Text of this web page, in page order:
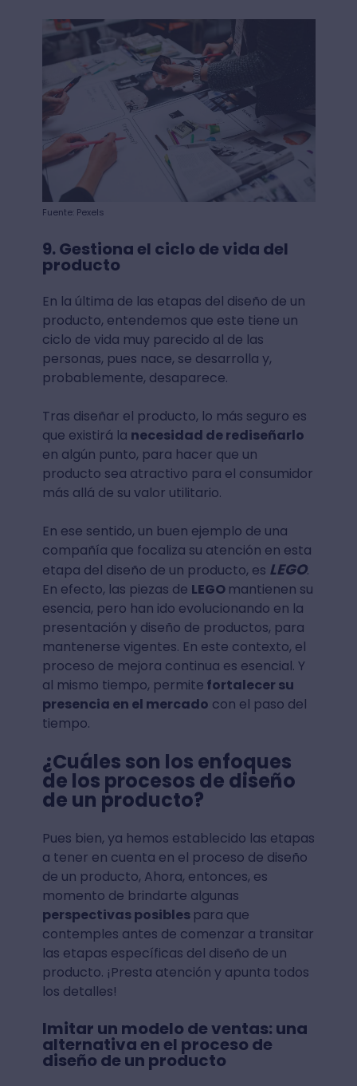
Fuente: Pexels
9. Gestiona el ciclo de vida del
producto
En la última de las etapas del diseño de un
producto, entendemos que este tiene un
ciclo de vida muy parecido al de las
personas, pues nace, se desarrolla y,
probablemente, desaparece.
Tras diseñar el producto, lo más seguro es
que existirá la necesidad de rediseñarlo
en algún punto, para hacer que un
producto sea atractivo para el consumidor
más allá de su valor utilitario.
En ese sentido, un buen ejemplo de una
compañía que focaliza su atención en esta
etapa del diseño de un producto, es LEGO.
En efecto, las piezas de LEGO mantienen su
esencia, pero han ido evolucionando en la
presentación y diseño de productos, para
mantenerse vigentes. En este contexto, el
proceso de mejora continua es esencial. Y
al mismo tiempo, permite fortalecer su
presencia en el mercado con el paso del
tiempo.
¿Cuáles son los enfoques
de los procesos de diseño
de un producto?
Pues bien, ya hemos establecido las etapas
a tener en cuenta en el proceso de diseño
de un producto, Ahora, entonces, es
momento de brindarte algunas
perspectivas posibles para que
contemples antes de comenzar a transitar
las etapas específicas del diseño de un
producto. ¡Presta atención y apunta todos
los detalles!
Imitar un modelo de ventas: una
alternativa en el proceso de
diseño de un producto